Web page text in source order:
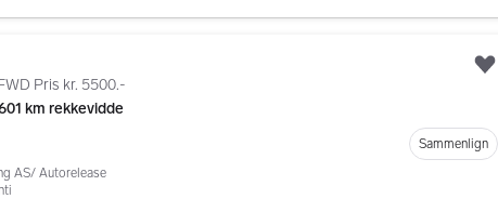
Pris kr. 5500.-
km rekkevidde
Sammenlign
AS/ Autorelease